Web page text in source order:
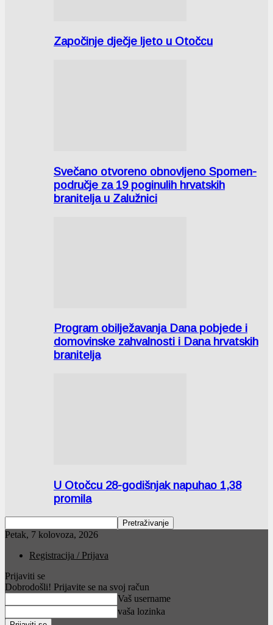
Započinje dječje ljeto u Otočcu
Svečano otvoreno obnovljeno Spomen-
područje za 19 poginulih hrvatskih
branitelja u Zalužnici
Program obilježavanja Dana pobjede i
domovinske zahvalnosti i Dana hrvatskih
branitelja
U Otočcu 28-godišnjak napuhao 1,38
promila
Petak, 7 kolovoza, 2026
Registracija / Prijava
Prijaviti se
Dobrodošli! Prijavite se na svoj račun
Vaš username
vaša lozinka